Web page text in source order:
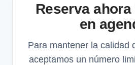
Reserva
en
Para mantener la calidad
aceptamos un número